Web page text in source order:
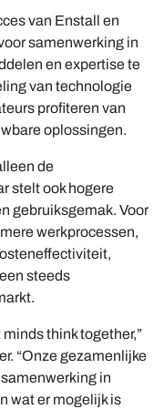
van Enstall en
samenwerking in
en expertise te
van technologie
profiteren van
oplossingen.
de
stelt ook hogere
gebruiksgemak. Voor
werkprocessen,
steeds
think together,”
“Onze gezamenlijke
in
wat er mogelijk is